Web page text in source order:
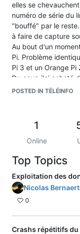
elles se
numéro de série du
"bouffé" par le
à faire de capture
Au bout d'un
Pi. Problème
Pi 3 et un Orange Pi
Du coup j'ai acheté
Micro TeleInfo....
POSTED IN TÉLÉINFO
1
Online
Top Topics
Exploitation des
Nicolas
0
Crashs répétitifs